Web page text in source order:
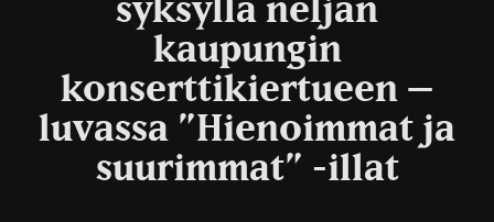
syksyllä neljän
kaupungin
konserttikiertueen –
luvassa ”Hienoimmat ja
suurimmat” -illat